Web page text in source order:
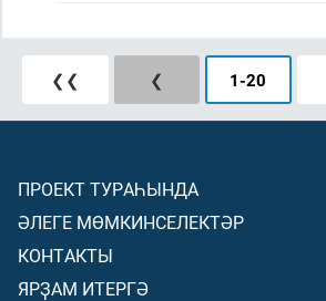
❮❮ ❮ 1-20
ПРОЕКТ ТУРАҺЫНДА
ӘЛЕГЕ МӨМКИНСЕЛЕКТӘР
КОНТАКТЫ
ЯРҘАМ ИТЕРГӘ